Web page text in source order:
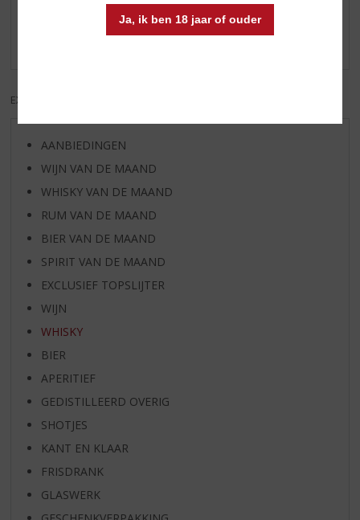
Ja, ik ben 18 jaar of ouder
Schrijf een review
EXCL. BTW
AANBIEDINGEN
WIJN VAN DE MAAND
WHISKY VAN DE MAAND
RUM VAN DE MAAND
BIER VAN DE MAAND
SPIRIT VAN DE MAAND
EXCLUSIEF TOPSLIJTER
WIJN
WHISKY
BIER
APERITIEF
GEDISTILLEERD OVERIG
SHOTJES
KANT EN KLAAR
FRISDRANK
GLASWERK